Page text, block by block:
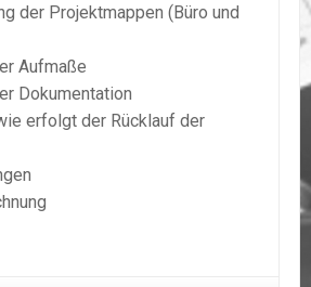
der Projektmappen (Büro und
Aufmaße
Dokumentation
erfolgt der Rücklauf der